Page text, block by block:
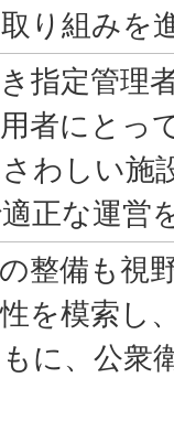
り組みを
指定管理
者にとっ
わしい施
正な運営
整備も視
を模索し
に、公衆